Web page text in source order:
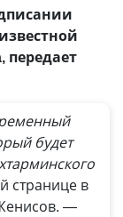
передает
будет
странице в
—